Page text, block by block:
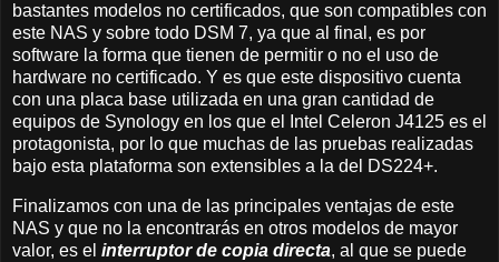
bastantes modelos no certificados, que son compatibles con
este NAS y sobre todo DSM 7, ya que al final, es por
software la forma que tienen de permitir o no el uso de
hardware no certificado. Y es que este dispositivo cuenta
con una placa base utilizada en una gran cantidad de
equipos de Synology en los que el Intel Celeron J4125 es el
protagonista, por lo que muchas de las pruebas realizadas
bajo esta plataforma son extensibles a la del DS224+.
Finalizamos con una de las principales ventajas de este
NAS y que no la encontrarás en otros modelos de mayor
valor, es el interruptor de copia directa, al que se puede